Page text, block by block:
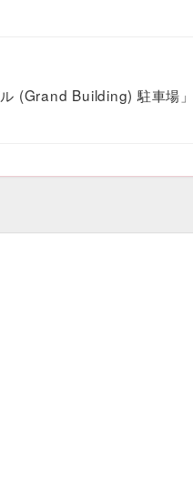
(Grand Building) 駐車場